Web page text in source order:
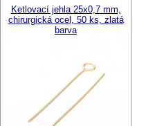
Ketlovací jehla 25x0,7 mm,
chirurgická ocel, 50 ks, zlatá
barva